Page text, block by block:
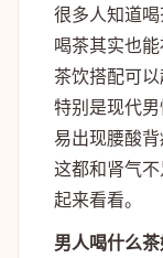
很多人知道喝
喝茶其实也
茶饮搭配可以
特别是现代
易出现腰酸背
这都和肾气
起来看看。
男人喝什么